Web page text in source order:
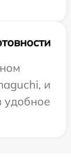
и
удобное